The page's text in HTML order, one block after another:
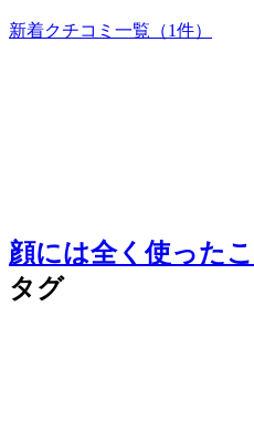
新着クチコミ一覧 （1件）
顔には全く使った
タグ